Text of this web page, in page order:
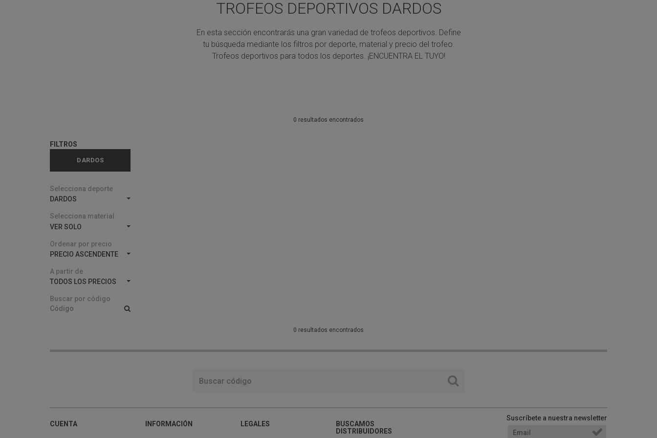
TROFEOS DEPORTIVOS DARDOS
En esta sección encontrarás una gran variedad de trofeos deportivos. Define
tu búsqueda mediante los filtros por deporte, material y precio del trofeo.
Trofeos deportivos para todos los deportes. ¡ENCUENTRA EL TUYO!
0 resultados encontrados
FILTROS
DARDOS
Selecciona deporte
DARDOS
Selecciona material
VER SOLO
Ordenar por precio
PRECIO ASCENDENTE
A partir de
TODOS LOS PRECIOS
Buscar por código
0 resultados encontrados
CUENTA INFORMACIÓN LEGALES
BUSCAMOS
DISTRIBUIDORES
Suscríbete a nuestra newsletter